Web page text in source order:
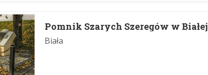
Pomnik Szarych Szeregów w Białej
Biała